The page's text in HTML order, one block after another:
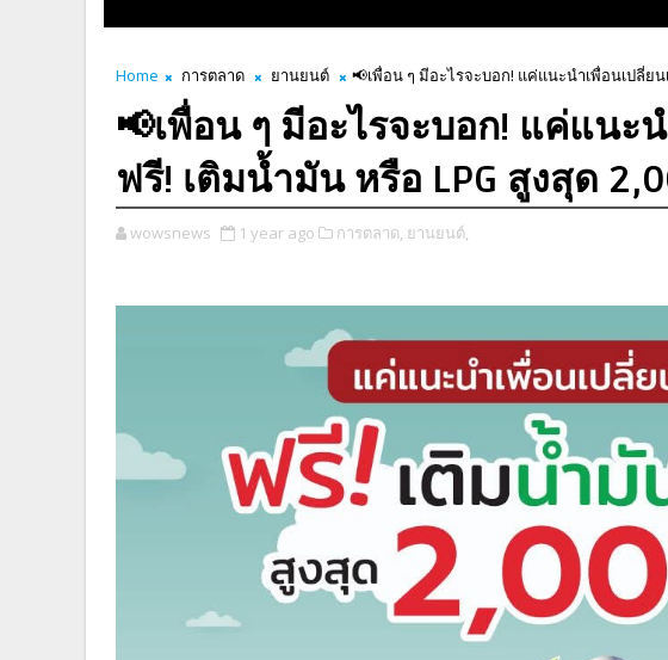
Home การตลาด ยานยนต์ 📢เพื่อน ๆ มีอะไรจะบอก! แค่แนะนำเพื่อนเปลี่ย
📢เพื่อน ๆ มีอะไรจะบอก! แค่แนะ
ฟรี! เติมน้ำมัน หรือ LPG สูงสุด
wowsnews 1 year ago การตลาด, ยานยนต์,